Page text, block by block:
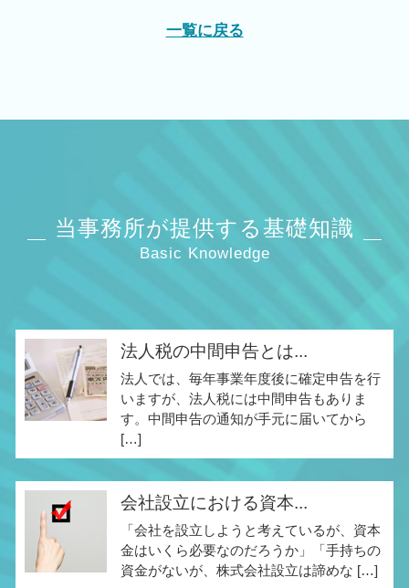
一覧に戻る
当事務所が提供する基礎知識
Basic Knowledge
法人税の中間申告とは...
法人では、毎年事業年度後に確定申告を行
いますが、法人税には中間申告もありま
す。中間申告の通知が手元に届いてから
[…]
会社設立における資本...
「会社を設立しようと考えているが、資本
金はいくら必要なのだろうか」「手持ちの
資金がないが、株式会社設立は諦めな […]